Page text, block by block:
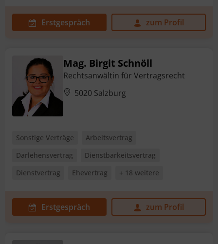
Erstgespräch zum Profil
Mag. Birgit Schnöll
Rechtsanwältin für Vertragsrecht
5020 Salzburg
Sonstige Verträge
Arbeitsvertrag
Darlehensvertrag
Dienstbarkeitsvertrag
Dienstvertrag
Ehevertrag + 18 weitere
Erstgespräch zum Profil